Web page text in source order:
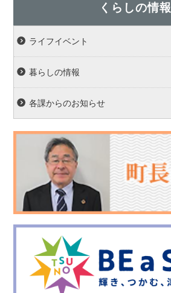
くらしの情報
ライフイベント
暮らしの情報
各課からのお知らせ